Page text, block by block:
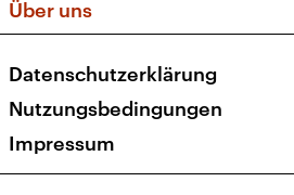
Newsletter
Social Media
Über uns
Presse
Karriere
Transparenz
Datenschutzerklärung
Nutzungsbedingungen
Impressum